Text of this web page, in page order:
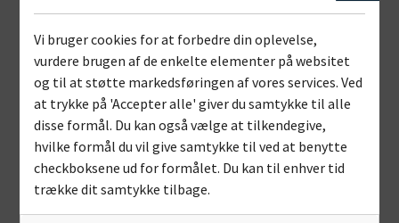
Vi bruger cookies for at forbedre din oplevelse,
vurdere brugen af de enkelte elementer på websitet
og til at støtte markedsføringen af vores services. Ved
at trykke på 'Accepter alle' giver du samtykke til alle
disse formål. Du kan også vælge at tilkendegive,
hvilke formål du vil give samtykke til ved at benytte
checkboksene ud for formålet. Du kan til enhver tid
trække dit samtykke tilbage.